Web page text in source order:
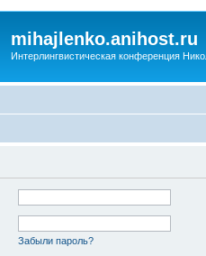
mihajlenko.anihost.ru
Интерлингвистическая конференция
Забыли пароль?